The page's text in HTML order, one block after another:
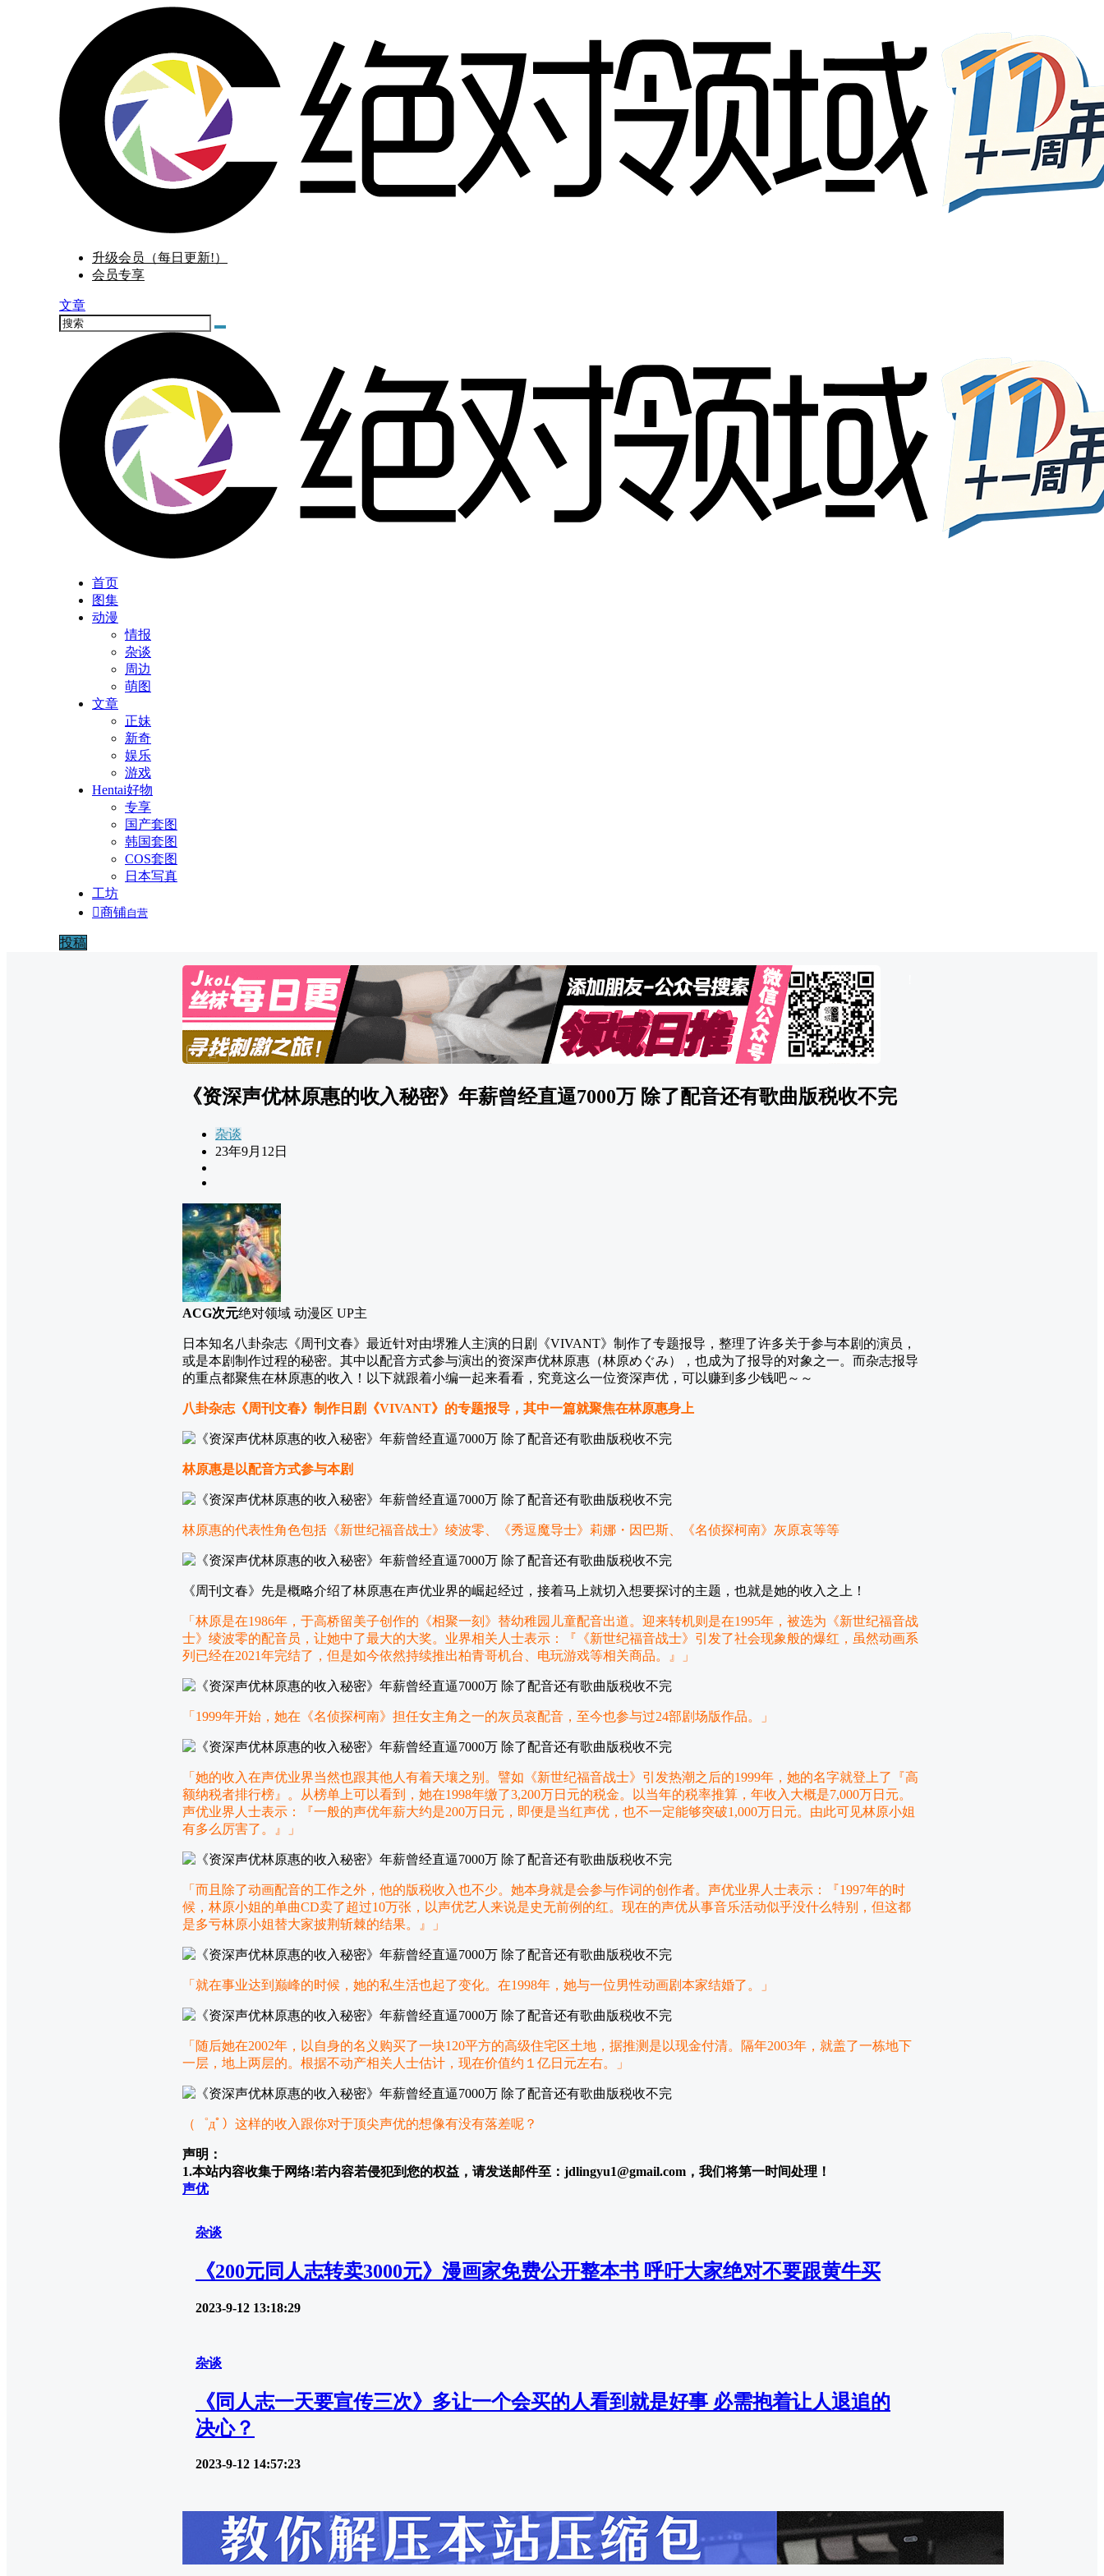
升级会员（每日更新!）
会员专享
文章
首页
图集
动漫
情报
杂谈
周边
萌图
文章
正妹
新奇
娱乐
游戏
Hentai好物
专享
国产套图
韩国套图
COS套图
日本写真
工坊
商铺自营
投稿
广告
《资深声优林原惠的收入秘密》年薪曾经直逼7000万 除了配音还有歌曲版税收不完
杂谈
23年9月12日
ACG次元绝对领域 动漫区 UP主
日本知名八卦杂志《周刊文春》最近针对由堺雅人主演的日剧《VIVANT》制作了专题报导，整理了许多关于参与本剧的演员，
或是本剧制作过程的秘密。其中以配音方式参与演出的资深声优林原惠（林原めぐみ），也成为了报导的对象之一。而杂志报导
的重点都聚焦在林原惠的收入！以下就跟着小编一起来看看，究竟这么一位资深声优，可以赚到多少钱吧～～
八卦杂志《周刊文春》制作日剧《VIVANT》的专题报导，其中一篇就聚焦在林原惠身上
林原惠是以配音方式参与本剧
林原惠的代表性角色包括《新世纪福音战士》绫波零、《秀逗魔导士》莉娜・因巴斯、《名侦探柯南》灰原哀等等
《周刊文春》先是概略介绍了林原惠在声优业界的崛起经过，接着马上就切入想要探讨的主题，也就是她的收入之上！
「林原是在1986年，于高桥留美子创作的《相聚一刻》替幼稚园儿童配音出道。迎来转机则是在1995年，被选为《新世纪福音战
士》绫波零的配音员，让她中了最大的大奖。业界相关人士表示：『《新世纪福音战士》引发了社会现象般的爆红，虽然动画系
列已经在2021年完结了，但是如今依然持续推出柏青哥机台、电玩游戏等相关商品。』」
「1999年开始，她在《名侦探柯南》担任女主角之一的灰员哀配音，至今也参与过24部剧场版作品。」
「她的收入在声优业界当然也跟其他人有着天壤之别。譬如《新世纪福音战士》引发热潮之后的1999年，她的名字就登上了『高
额纳税者排行榜』。从榜单上可以看到，她在1998年缴了3,200万日元的税金。以当年的税率推算，年收入大概是7,000万日元。
声优业界人士表示：『一般的声优年薪大约是200万日元，即便是当红声优，也不一定能够突破1,000万日元。由此可见林原小姐
有多么厉害了。』」
「而且除了动画配音的工作之外，他的版税收入也不少。她本身就是会参与作词的创作者。声优业界人士表示：『1997年的时
候，林原小姐的单曲CD卖了超过10万张，以声优艺人来说是史无前例的红。现在的声优从事音乐活动似乎没什么特别，但这都
是多亏林原小姐替大家披荆斩棘的结果。』」
「就在事业达到巅峰的时候，她的私生活也起了变化。在1998年，她与一位男性动画剧本家结婚了。」
「随后她在2002年，以自身的名义购买了一块120平方的高级住宅区土地，据推测是以现金付清。隔年2003年，就盖了一栋地下
一层，地上两层的。根据不动产相关人士估计，现在价值约１亿日元左右。」
（゜дﾟ）这样的收入跟你对于顶尖声优的想像有没有落差呢？
声明：
1.本站内容收集于网络!若内容若侵犯到您的权益，请发送邮件至：jdlingyu1@gmail.com，我们将第一时间处理！
声优
杂谈
《200元同人志转卖3000元》漫画家免费公开整本书 呼吁大家绝对不要跟黄牛买
2023-9-12 13:18:29
杂谈
《同人志一天要宣传三次》多让一个会买的人看到就是好事 必需抱着让人退追的
决心？
2023-9-12 14:57:23